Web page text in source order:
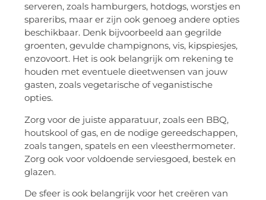
serveren, zoals hamburgers, hotdogs, worstjes en
spareribs, maar er zijn ook genoeg andere opties
beschikbaar. Denk bijvoorbeeld aan gegrilde
groenten, gevulde champignons, vis, kipspiesjes,
enzovoort. Het is ook belangrijk om rekening te
houden met eventuele dieetwensen van jouw
gasten, zoals vegetarische of veganistische
opties.
Zorg voor de juiste apparatuur, zoals een BBQ,
houtskool of gas, en de nodige gereedschappen,
zoals tangen, spatels en een vleesthermometer.
Zorg ook voor voldoende serviesgoed, bestek en
glazen.
De sfeer is ook belangrijk voor het creëren van